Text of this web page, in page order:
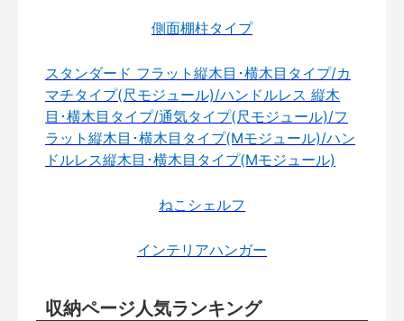
側面棚柱タイプ
スタンダード フラット縦木目･横木目タイプ/カ
マチタイプ(尺モジュール)/ハンドルレス 縦木
目･横木目タイプ/通気タイプ(尺モジュール)/フ
ラット縦木目･横木目タイプ(Mモジュール)/ハン
ドルレス縦木目･横木目タイプ(Mモジュール)
ねこシェルフ
インテリアハンガー
収納ページ人気ランキング